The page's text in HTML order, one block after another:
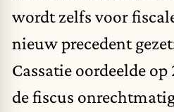
wordt zelfs voor
nieuw precedent
Cassatie oordeelde
de fiscus